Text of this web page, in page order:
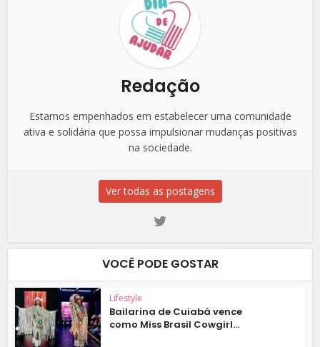
Redação
Estamos empenhados em estabelecer uma comunidade
ativa e solidária que possa impulsionar mudanças positivas
na sociedade.
Ver todas as postagens
VOCÊ PODE GOSTAR
Lifestyle
Bailarina de Cuiabá vence
como Miss Brasil Cowgirl...